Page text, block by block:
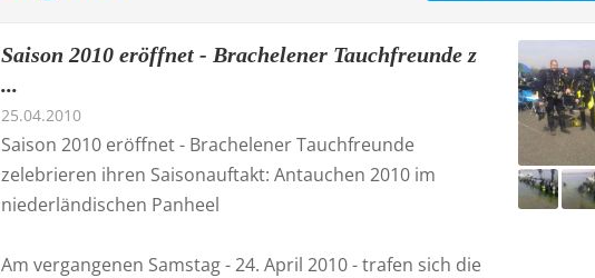
Saison 2010 eröffnet - Brachelener Tauchfreunde z
...
25.04.2010
Saison 2010 eröffnet - Brachelener Tauchfreunde
zelebrieren ihren Saisonauftakt: Antauchen 2010 im
niederländischen Panheel
Am vergangenen Samstag - 24. April 2010 - trafen sich die